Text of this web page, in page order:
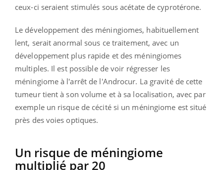
ceux-ci seraient stimulés sous acétate de cyprotérone.
Le développement des méningiomes, habituellement
lent, serait anormal sous ce traitement, avec un
développement plus rapide et des méningiomes
multiples. Il est possible de voir régresser les
méningiome à l'arrêt de l'Androcur. La gravité de cette
tumeur tient à son volume et à sa localisation, avec par
exemple un risque de cécité si un méningiome est situé
près des voies optiques.
Un risque de méningiome
multiplié par 20